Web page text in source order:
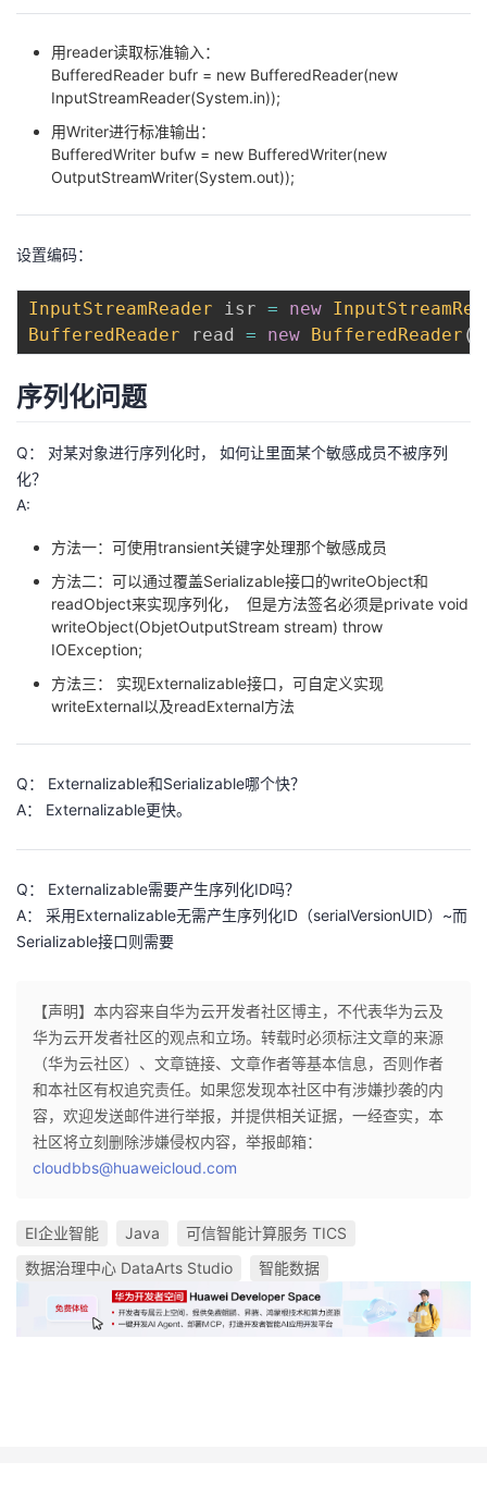
用reader读取标准输入：
BufferedReader bufr = new BufferedReader(new
InputStreamReader(System.in));
用Writer进行标准输出：
BufferedWriter bufw = new BufferedWriter(new
OutputStreamWriter(System.out));
设置编码：
InputStreamReader isr = new
BufferedReader read = new BufferedReader (
序列化问题
Q： 对某对象进行序列化时， 如何让里面某个敏感成员不被序列
化？
A:
方法一：可使用transient关键字处理那个敏感成员
方法二：可以通过覆盖Serializable接口的writeObject和
readObject来实现序列化， 但是方法签名必须是private void
writeObject(ObjetOutputStream stream) throw
IOException;
方法三： 实现Externalizable接口，可自定义实现
writeExternal以及readExternal方法
Q： Externalizable和Serializable哪个快？
A： Externalizable更快。
Q： Externalizable需要产生序列化ID吗？
A： 采用Externalizable无需产生序列化ID（serialVersionUID）~而
Serializable接口则需要
【声明】本内容来自华为云开发者社区博主，不代表华为云及
华为云开发者社区的观点和立场。转载时必须标注文章的来源
（华为云社区）、文章链接、文章作者等基本信息，否则作者
和本社区有权追究责任。如果您发现本社区中有涉嫌抄袭的内
容，欢迎发送邮件进行举报，并提供相关证据，一经查实，本
社区将立刻删除涉嫌侵权内容，举报邮箱：
cloudbbs@huaweicloud.com
EI企业智能 Java
可信智能计算服务 TICS
数据治理中心 DataArts Studio
智能数据